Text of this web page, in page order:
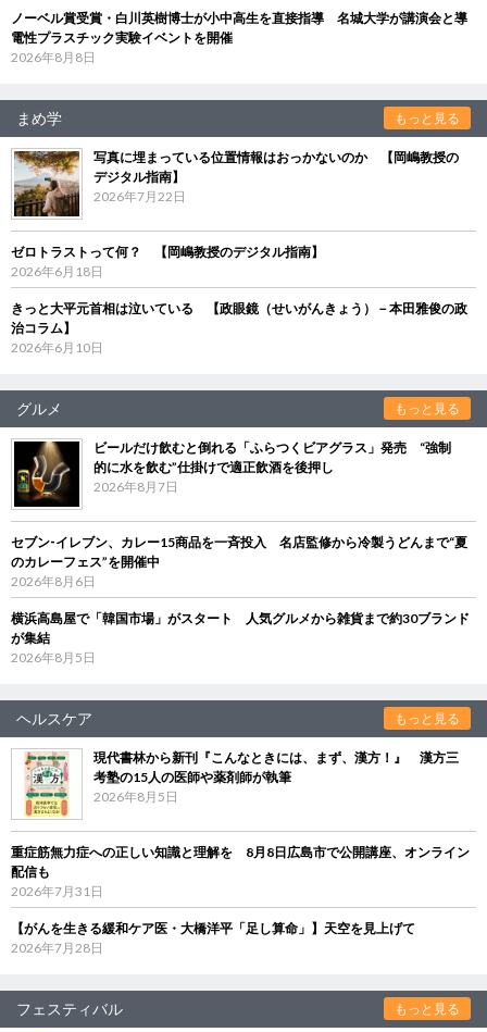
ノーベル賞受賞・白川英樹博士が小中高生を直接指導 名城大学が講演会と導
電性プラスチック実験イベントを開催
2026年8月8日
まめ学 もっと見る
写真に埋まっている位置情報はおっかないのか 【岡嶋教授の
デジタル指南】
2026年7月22日
ゼロトラストって何？ 【岡嶋教授のデジタル指南】
2026年6月18日
きっと大平元首相は泣いている 【政眼鏡（せいがんきょう）－本田雅俊の政
治コラム】
2026年6月10日
グルメ もっと見る
ビールだけ飲むと倒れる「ふらつくビアグラス」発売 “強制
的に水を飲む”仕掛けで適正飲酒を後押し
2026年8月7日
セブン‐イレブン、カレー15商品を一斉投入 名店監修から冷製うどんまで“夏
のカレーフェス”を開催中
2026年8月6日
横浜高島屋で「韓国市場」がスタート 人気グルメから雑貨まで約30ブランド
が集結
2026年8月5日
ヘルスケア もっと見る
現代書林から新刊『こんなときには、まず、漢方！』 漢方三
考塾の15人の医師や薬剤師が執筆
2026年8月5日
重症筋無力症への正しい知識と理解を 8月8日広島市で公開講座、オンライン
配信も
2026年7月31日
【がんを生きる緩和ケア医・大橋洋平「足し算命」】天空を見上げて
2026年7月28日
フェスティバル もっと見る